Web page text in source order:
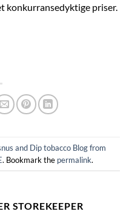
konkurransedyktige priser.
and Dip tobacco Blog from
. Bookmark the permalink.
STOREKEEPER